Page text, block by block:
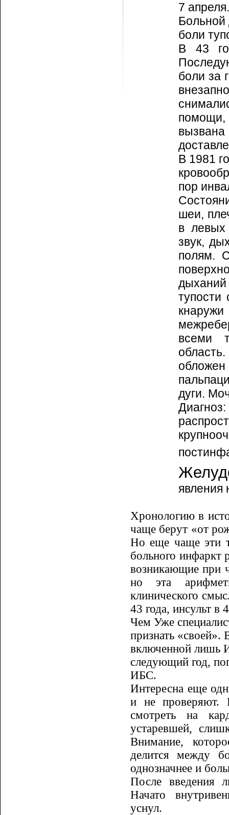
7
Больной
боли
В 43
боли за
В 1981
пор
шеи,
в левых
звук,
полям.
дыха­ний
всеми
дуги.
явления
Хронологию в
чаще берут «от
Но еще чаще эти
больного инфаркт
возникающие при
но эта
клинического
43 года, инсульт в
Чем Уже
признать «сво­ей».
включенной лишь
следующий год,
ИБС.
Интересна еще
и не прове­ряют.
смотреть на
устаревшей,
Внимание,
делится между
однозначнее и
После введения
Начато
уснул.